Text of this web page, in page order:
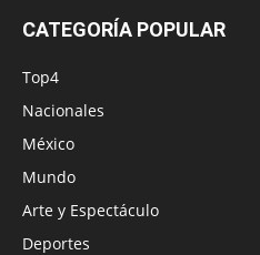
CATEGORÍA POPULAR
Top4
Nacionales
México
Mundo
Arte y Espectáculo
Deportes